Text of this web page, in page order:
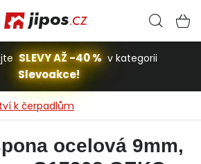
SLEVY AŽ -40 % v kategorii
Slevoakce!
k čerpadlům
ocelová 9mm,